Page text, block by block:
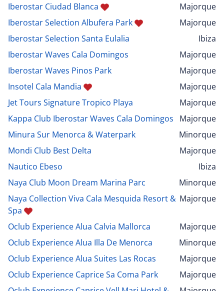
Iberostar Ciudad Blanca
Majorque
Iberostar Selection Albufera Park
Majorque
Iberostar Selection Santa Eulalia
Ibiza
Iberostar Waves Cala Domingos
Majorque
Iberostar Waves Pinos Park
Majorque
Insotel Cala Mandia
Majorque
Jet Tours Signature Tropico Playa
Majorque
Kappa Club Iberostar Waves Cala Domingos
Majorque
Minura Sur Menorca & Waterpark
Minorque
Mondi Club Best Delta
Majorque
Nautico Ebeso
Ibiza
Naya Club Moon Dream Marina Parc
Minorque
Naya Collection Viva Cala Mesquida Resort &
Spa
Majorque
Oclub Experience Alua Calvia Mallorca
Majorque
Oclub Experience Alua Illa De Menorca
Minorque
Oclub Experience Alua Suites Las Rocas
Majorque
Oclub Experience Caprice Sa Coma Park
Majorque